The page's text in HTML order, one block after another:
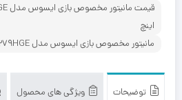
اینچ
مانیتور مخصوص بازی ایسوس مدل Asus VY279HGE سایز 27 اینچ
توضیحات ویژگی های محصول